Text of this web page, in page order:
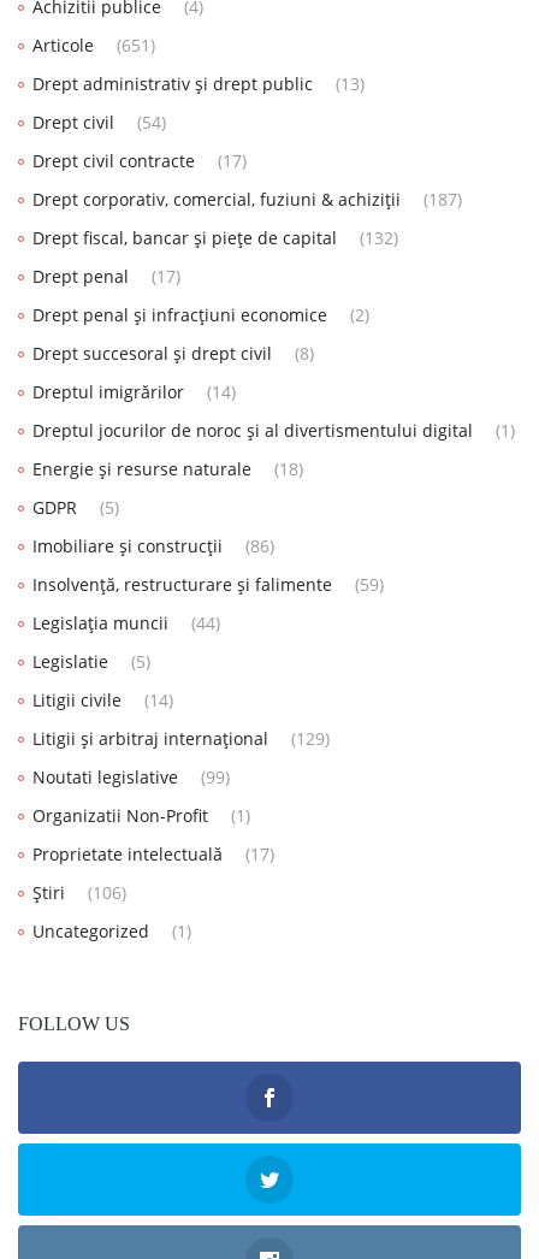
Achizitii publice
(4)
Articole
(651)
Drept administrativ și drept public
(13)
Drept civil
(54)
Drept civil contracte
(17)
Drept corporativ, comercial, fuziuni & achiziții
(187)
Drept fiscal, bancar și piețe de capital
(132)
Drept penal
(17)
Drept penal și infracțiuni economice
(2)
Drept succesoral și drept civil
(8)
Dreptul imigrărilor
(14)
Dreptul jocurilor de noroc și al divertismentului digital
(1)
Energie și resurse naturale
(18)
GDPR
(5)
Imobiliare și construcții
(86)
Insolvență, restructurare și falimente
(59)
Legislația muncii
(44)
Legislatie
(5)
Litigii civile
(14)
Litigii și arbitraj internațional
(129)
Noutati legislative
(99)
Organizatii Non-Profit
(1)
Proprietate intelectuală
(17)
Știri
(106)
Uncategorized
(1)
FOLLOW US